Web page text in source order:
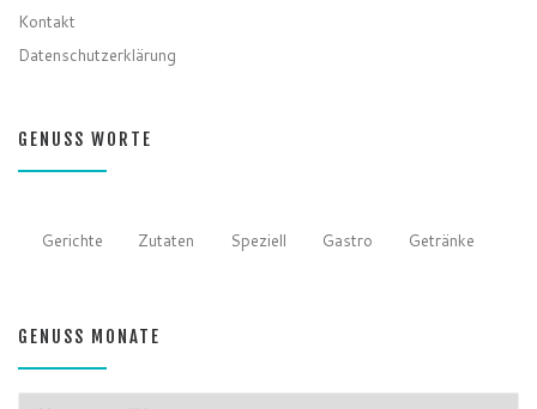
Kontakt
Datenschutzerklärung
GENUSS WORTE
Gerichte Zutaten Speziell Gastro Getränke
GENUSS MONATE